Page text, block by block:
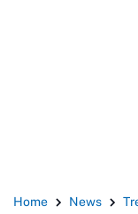
Home News